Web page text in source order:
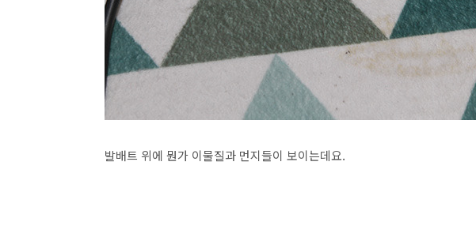
발배트 위에 뭔가 이물질과 먼지들이 보이는데요.